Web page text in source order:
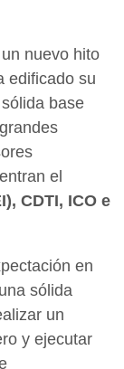
nuevo hito
edificado su
base
el
CDTI, ICO e
en
sólida
un
y ejecutar